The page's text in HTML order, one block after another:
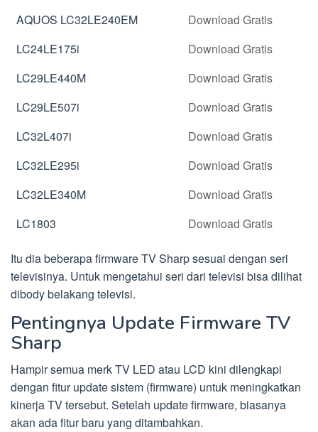
AQUOS LC32LE240EM
Download Gratis
LC24LE175i
Download Gratis
LC29LE440M
Download Gratis
LC29LE507i
Download Gratis
LC32L407i
Download Gratis
LC32LE295i
Download Gratis
LC32LE340M
Download Gratis
LC1803
Download Gratis
Itu dia beberapa firmware TV Sharp sesuai dengan seri
televisinya. Untuk mengetahui seri dari televisi bisa dilihat
dibody belakang televisi.
Pentingnya Update Firmware TV
Sharp
Hampir semua merk TV LED atau LCD kini dilengkapi
dengan fitur update sistem (firmware) untuk meningkatkan
kinerja TV tersebut. Setelah update firmware, biasanya
akan ada fitur baru yang ditambahkan.